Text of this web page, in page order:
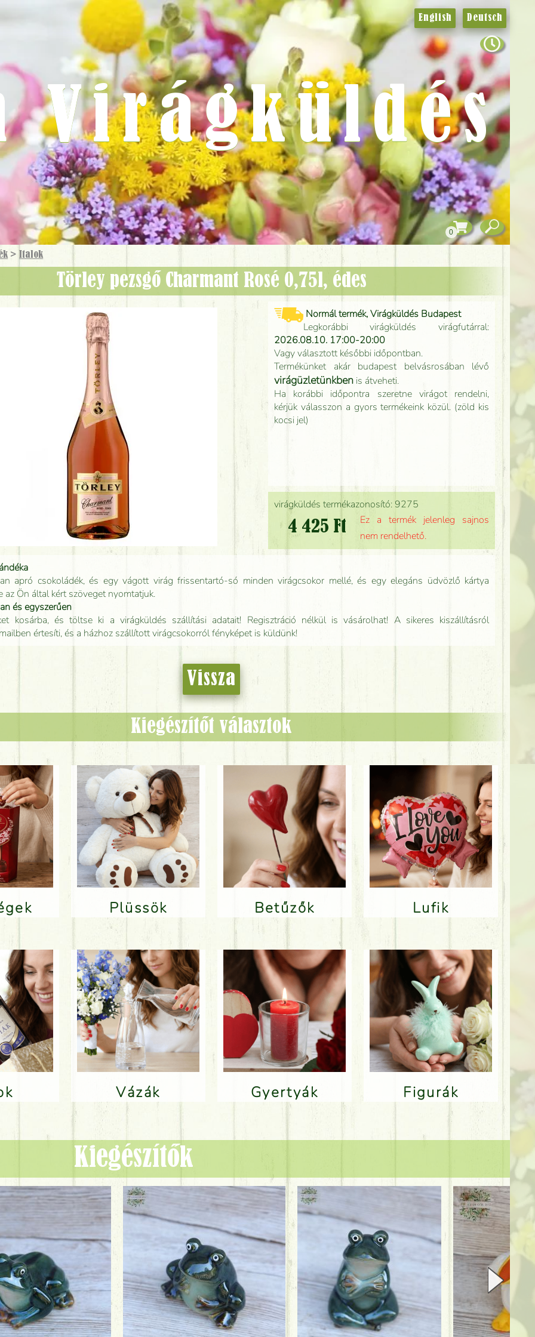
> Italok
Törley pezsgő Charmant Rosé 0,75l, édes
virágküldés termékazonosító: 9275
4 425 Ft
Ez a termék jelenleg sajnos
nem rendelhető.
Normál termék, Virágküldés Budapest
Legkorábbi virágküldés virágfutárral:
2026.08.10. 17:00-20:00
Vagy választott későbbi időpontban.
Termékünket akár budapest belvásrosában lévő
virágüzletünkben is átveheti.
Ha korábbi időpontra szeretne virágot rendelni,
kérjük válasszon a gyors termékeink közül. (zöld kis
kocsi jel)
apró csokoládék, és egy vágott virág frissentartó-só minden virágcsokor mellé, és egy elegáns üdvözlő kártya
az Ön által kért szöveget nyomtatjuk.
és egyszerűen
kosárba, és töltse ki a virágküldés szállítási adatait! Regisztráció nélkül is vásárolhat! A sikeres kiszállításról
értesíti, és a házhoz szállított virágcsokorról fényképet is küldünk!
Vissza
Kiegészítőt választok
Plüssök Betűzők Lufik
Vázák Gyertyák Figurák
English Deutsch
Virágküldés
0
Kiegészítők